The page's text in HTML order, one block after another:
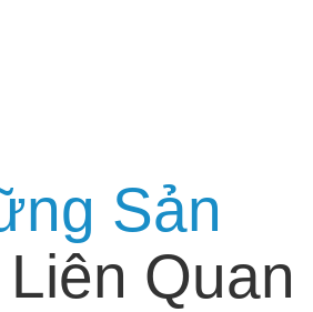
Sản
Liên Quan